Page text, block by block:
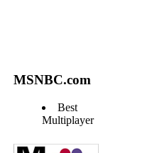
MSNBC.com
Best
Multiplayer